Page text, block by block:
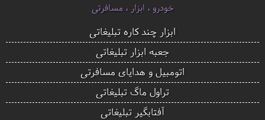
خودرو ، ابزار ، مسافرتی
ابزار چند کاره تبلیغاتی
جعبه ابزار تبلیغاتی
اتومبیل و هدایای مسافرتی
تراول ماگ تبلیغاتی
آفتابگیر تبلیغاتی